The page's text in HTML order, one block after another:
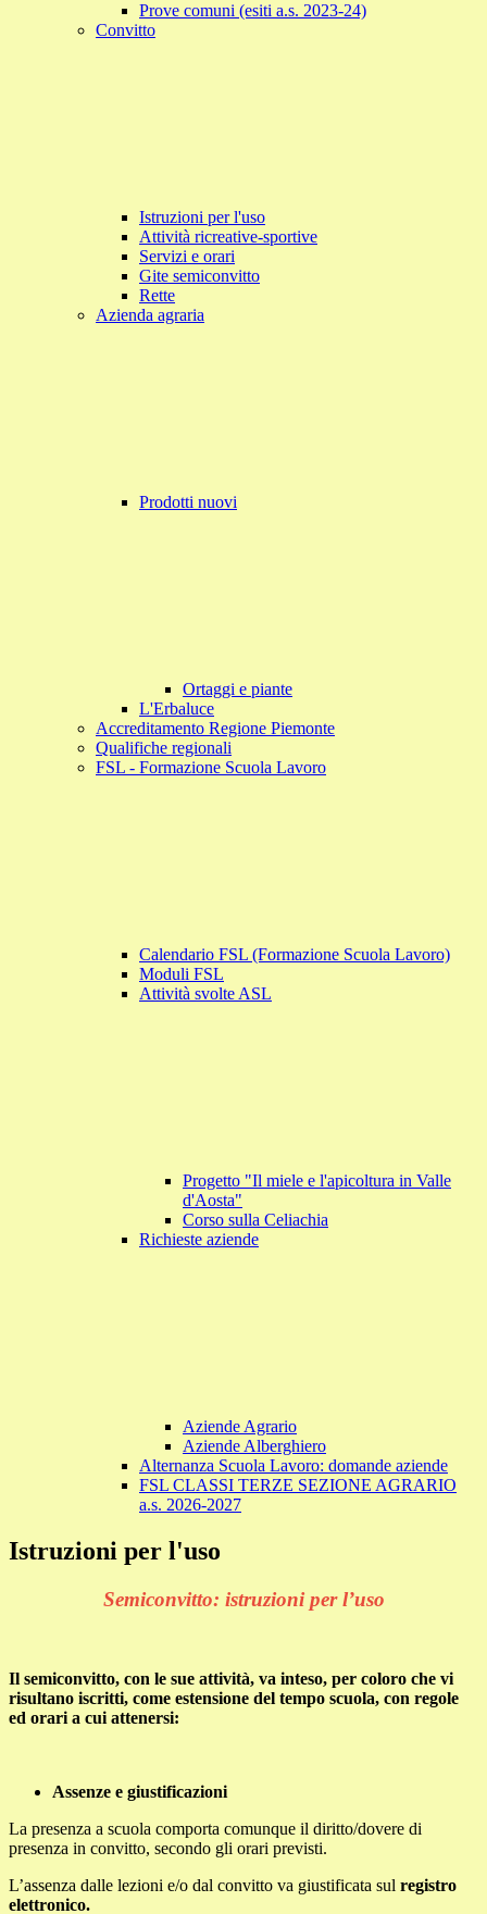
Prove comuni (esiti a.s. 2023-24)
Convitto
Istruzioni per l'uso
Attività ricreative-sportive
Servizi e orari
Gite semiconvitto
Rette
Azienda agraria
Prodotti nuovi
Ortaggi e piante
L'Erbaluce
Accreditamento Regione Piemonte
Qualifiche regionali
FSL - Formazione Scuola Lavoro
Calendario FSL (Formazione Scuola Lavoro)
Moduli FSL
Attività svolte ASL
Progetto "Il miele e l'apicoltura in Valle
d'Aosta"
Corso sulla Celiachia
Richieste aziende
Aziende Agrario
Aziende Alberghiero
Alternanza Scuola Lavoro: domande aziende
FSL CLASSI TERZE SEZIONE AGRARIO
a.s. 2026-2027
Istruzioni per l'uso
Semiconvitto: istruzioni per l’uso
Il semiconvitto, con le sue attività, va inteso, per coloro che vi
risultano iscritti, come estensione del tempo scuola, con regole
ed orari a cui attenersi:
Assenze e giustificazioni
La presenza a scuola comporta comunque il diritto/dovere di
presenza in convitto, secondo gli orari previsti.
L’assenza dalle lezioni e/o dal convitto va giustificata sul registro
elettronico.